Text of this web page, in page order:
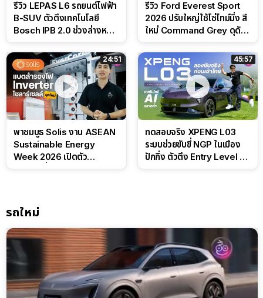
รีวิว LEPAS L6 รถยนต์ไฟฟ้า
B-SUV ตัวตึงเทคโนโลยี
Bosch IPB 2.0 ช่วงล่างหนึบ
รีวิว Ford Everest Sport
2026 ปรับใหญ่ใช้โซ่ไทม์มิ่ง สี
ใหม่ Command Grey ดุดัน
24:51
พาชมบูธ Solis งาน ASEAN
Sustainable Energy
Week 2026 เปิดตัว
45:57
ทดสอบจริง XPENG L03
ระบบช่วยขับขี่ NGP ในเมือง
ปักกิ่ง ตัวตึง Entry Level ที่
รถใหม่